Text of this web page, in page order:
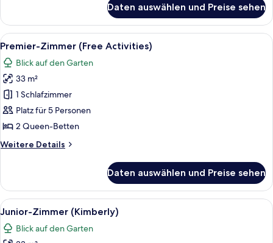
anzeigen
Zimmer,
1 King-
Bett
Activities)
Daten auswählen und Preise sehen
Alle
Fotos
für
Premier-
Zimmer
(Free
Activities)
Ein Hotelzimmer mit zwei Betten,
15
Premier-Zimmer (Free Activities)
Blick auf den Garten
33 m²
1 Schlafzimmer
Platz für 5 Personen
2 Queen-Betten
Weitere Details
Weitere
Zimmer
(Free
Activities)
Daten auswählen und Preise sehen
Alle
Fotos
für
Ein Hotelzimmer mit einer Couch,
17
Junior-Zimmer (Kimberly)
Blick auf den Garten